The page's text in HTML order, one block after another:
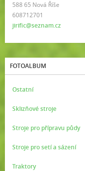
588 65 Nová Říše
608712701
jirific@seznam.cz
FOTOALBUM
Ostatní
Sklizňové stroje
Stroje pro přípravu půdy
Stroje pro setí a sázení
Traktory